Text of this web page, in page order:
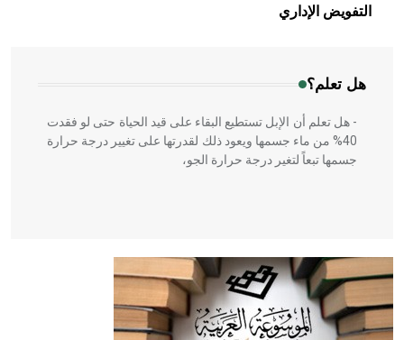
التفويض الإداري
هل تعلم؟
بالعمارة الإسلامية في بلاد الشام ومصر خاصة، حيث يحرص
المعمار على بناء مداميكه وخاصة في الواجهات
- هل تعلم أن الإبل تستطيع البقاء على قيد الحياة حتى لو فقدت
40% من ماء جسمها ويعود ذلك لقدرتها على تغيير درجة حرارة
جسمها تبعاً لتغير درجة حرارة الجو،
- هل تعلم أن أبقراط كتب في الطب أربعة مؤلفات هي:
الحكم، الأدلة، تنظيم التغذية، ورسالته في جروح الرأس. ويعود
له الفضل بأنه حرر الطب من الدين والفلسفة.